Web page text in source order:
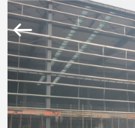
HUIS
PRODUCTEN
Qingdao
KaFa
Fabrication
Co.,
Ltd..
Rights
Reserved.